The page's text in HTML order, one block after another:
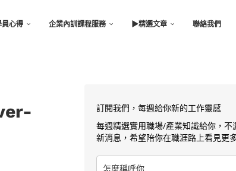
員心得 企業內訓課程服務 ▶︎精選文章 聯絡我們
訂閱我們，每週給你新的工作靈感
每週精選實用職場/產業知識給你，不
新消息，希望陪你在職涯路上看見更